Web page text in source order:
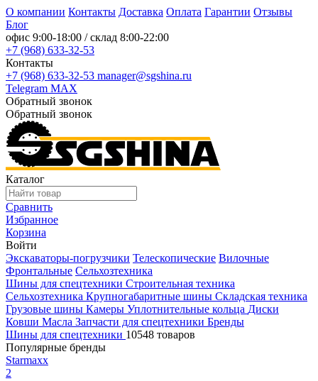
О компании Контакты Доставка Оплата Гарантии Отзывы
Блог
офис 9:00-18:00 / склад 8:00-22:00
+7 (968) 633-32-53
Контакты
+7 (968) 633-32-53 manager@sgshina.ru
Telegram MAX
Обратный звонок
Обратный звонок
Каталог
Сравнить
Избранное
Корзина
Войти
Экскаваторы-погрузчики Телескопические Вилочные
Фронтальные Сельхозтехника
Шины для спецтехники Строительная техника
Сельхозтехника Крупногабаритные шины Складская техника
Грузовые шины Камеры Уплотнительные кольца Диски
Ковши Масла Запчасти для спецтехники Бренды
Шины для спецтехники 10548 товаров
Популярные бренды
Starmaxx
2